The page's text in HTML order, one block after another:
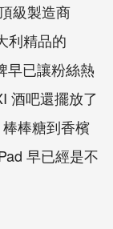
級製造商
利精品的
早已讓粉絲熱
酒吧還擺放了
棒糖到香檳
早已經是不